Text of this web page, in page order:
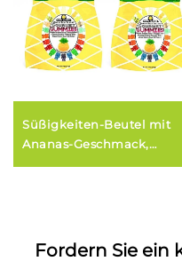
Süßigkeiten-Beutel mit
Ananas-Geschmack,
Fordern Sie ein